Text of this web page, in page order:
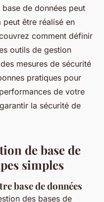
base
de données peut
être réalisé en
comment définir
outils de gestion
mesures de sécurité
pratiques pour
de votre
la sécurité de
de base de
simples
base de données
des bases de